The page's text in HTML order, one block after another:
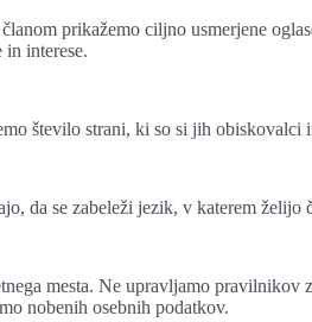
prikažemo ciljno usmerjene
interese.
število strani, ki so si jih obiskovalci
da se zabeleži jezik, v katerem želijo
mesta. Ne upravljamo
nobenih osebnih podatkov.